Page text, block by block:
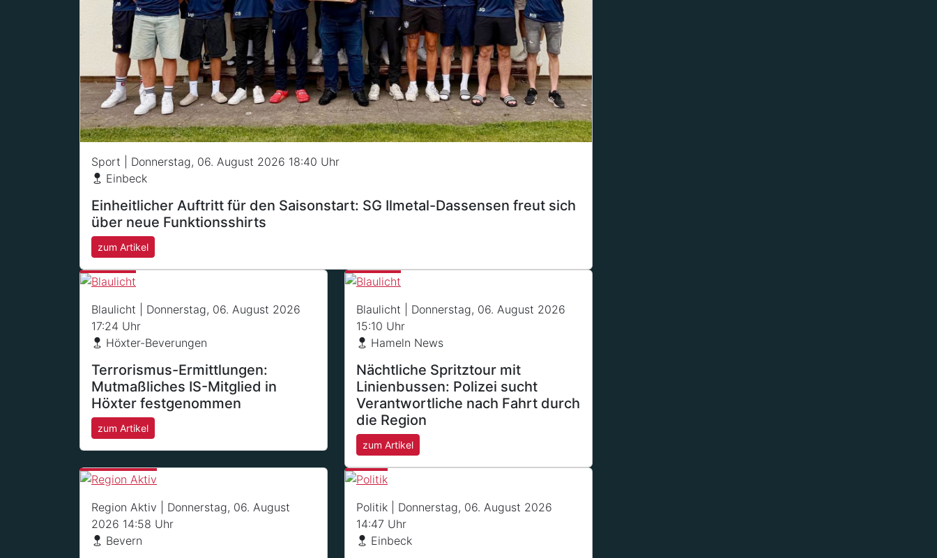
Sport
| Donnerstag, 06. August 2026 18:40 Uhr
Einbeck
Einheitlicher Auftritt für den Saisonstart: SG Ilmetal-Dassensen freut sich
über neue Funktionsshirts
zum Artikel
Blaulicht
| Donnerstag, 06. August 2026
17:24 Uhr
Höxter-Beverungen
Terrorismus-Ermittlungen:
Mutmaßliches IS-Mitglied in
Höxter festgenommen
zum Artikel
Blaulicht
| Donnerstag, 06. August 2026
15:10 Uhr
Hameln News
Nächtliche Spritztour mit
Linienbussen: Polizei sucht
Verantwortliche nach Fahrt durch
die Region
zum Artikel
Region Aktiv
| Donnerstag, 06. August
2026 14:58 Uhr
Bevern
Politik
| Donnerstag, 06. August 2026
14:47 Uhr
Einbeck